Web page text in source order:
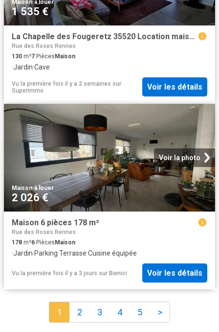
Maison·à louer
1 535 €
La Chapelle des Fougeretz 35520 Location maison 7 pièces t7
Rue des Roses Rennes
130 m²7 Pièces Maison
·Jardin·Cave
Vu la première fois il y a 2 semaines sur
Superimmo
Voir les détails
Voir la photo
Maison·à louer
2 026 €
Maison 6 pièces 178 m²
Rue des Roses Rennes
178 m²6 PiècesMaison
·Jardin·Parking·Terrasse·Cuisine équipée
Vu la première fois il y a 3 jours sur Bienici Voir les détails
1 2 3 4 5 >